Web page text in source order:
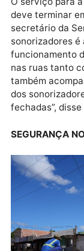
Com as cores
fazem parte
determinação
motoristas
onde estão
previsão de
mês de março.
deve terminar
secretário da
nas ruas
também
dos
fechadas”,